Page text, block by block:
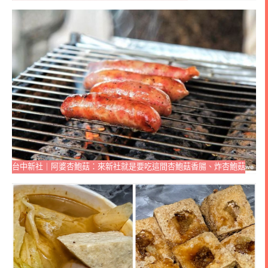
台中新社｜阿婆杏鮑菇：來新社就是要吃這間杏鮑菇香腸、炸杏鮑菇